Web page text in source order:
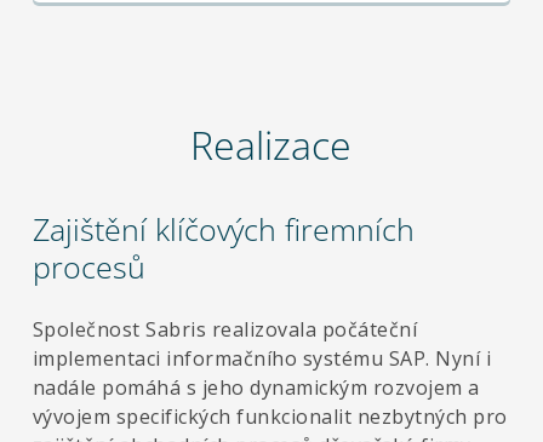
Realizace
Zajištění klíčových firemních
procesů
Společnost Sabris realizovala počáteční
implementaci informačního systému SAP. Nyní i
nadále pomáhá s jeho dynamickým rozvojem a
vývojem specifických funkcionalit nezbytných pro